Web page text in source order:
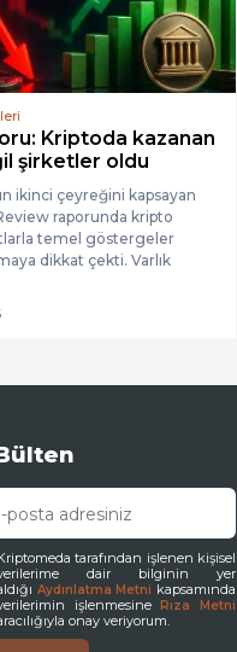
Kriptoda kazanan
şirketler oldu
ikinci çeyreğini kapsayan
raporunda kripto
temel göstergeler
dikkat çekti. Varlık
tarafından işlenen kişisel
dair bilginin yer
Aydınlatma Metni kapsamında
işlenmesineRıza Metni
onay veriyorum.